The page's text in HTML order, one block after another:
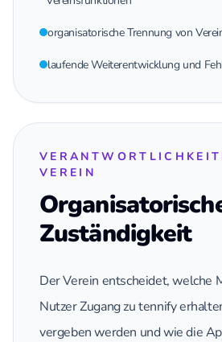
organisatorische Trennung von
laufende Weiterentwicklung und
VEREIN
Zuständigkeit
Der Verein entscheidet, welche
Nutzer Zugang zu tennify
vergeben werden und wie die